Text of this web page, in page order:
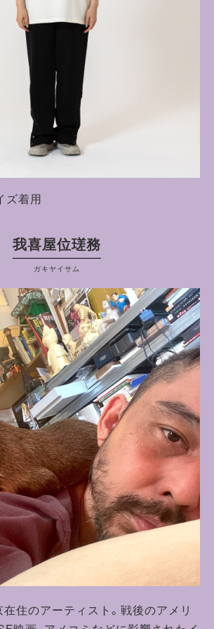
ズ着用
我喜屋位瑳務
ガキヤイサム
在住のアーティスト。戦後のアメリ